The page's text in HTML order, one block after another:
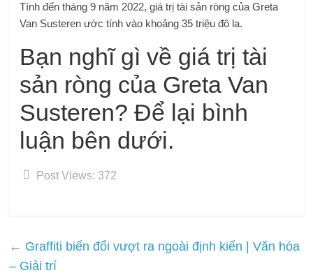
Tính đến tháng 9 năm 2022, giá trị tài sản ròng của Greta
Van Susteren ước tính vào khoảng 35 triệu đô la.
Bạn nghĩ gì về giá trị tài
sản ròng của Greta Van
Susteren? Để lại bình
luận bên dưới.
Post Views: 372
← Graffiti biến đổi vượt ra ngoài định kiến ​​| Văn hóa
– Giải trí